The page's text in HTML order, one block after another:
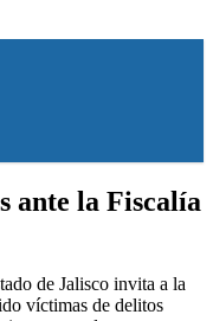
ante la Fiscalía
de Jalisco invita a la
víctimas de delitos